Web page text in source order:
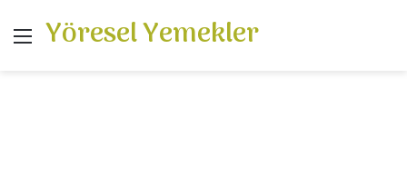
Menü
Yöresel Yemekler